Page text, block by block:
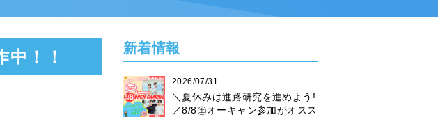
！！ 新着情報
2026/07/31
＼夏休みは進路研究を進めよう!
／8/8㊏オーキャン参加がオスス